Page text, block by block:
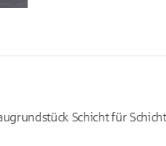
Schicht für